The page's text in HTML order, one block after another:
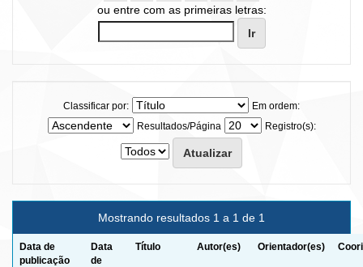
ou entre com as primeiras letras:
Classificar por:
Em ordem:
Resultados/Página
Registro(s):
Mostrando resultados 1 a 1 de 1
Data de
publicação
Data
de
Título Autor(es) Orientador(es)